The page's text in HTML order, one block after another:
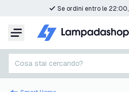
Se ordini entro le 22:00,
Menu
Cosa stai cercando?